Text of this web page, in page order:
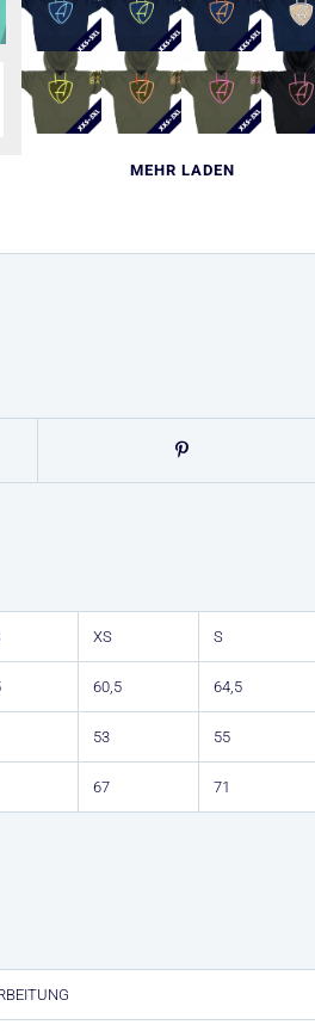
MEHR LADEN
XS S
60,5 64,5
53 55
67 71